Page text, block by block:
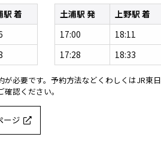
駅 着
土浦駅 発
上野駅 着
17:00
18:11
17:28
18:33
が必要です。予約方法などくわしくはJR東日
認ください。
ージ